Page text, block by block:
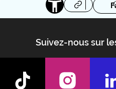
Suivez-nous sur